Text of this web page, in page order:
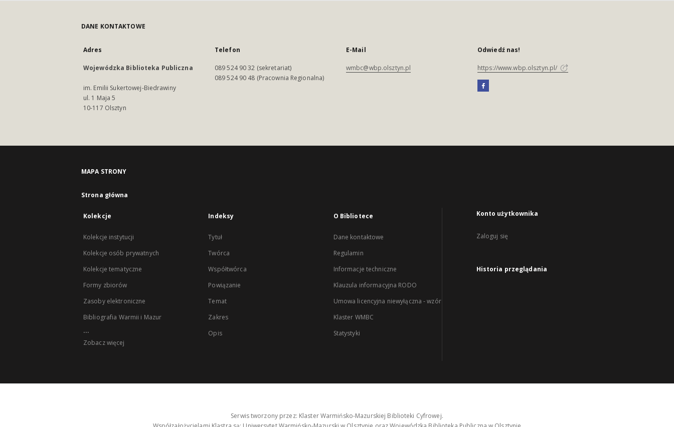
DANE KONTAKTOWE
Adres
Wojewódzka Biblioteka Publiczna
im. Emilii Sukertowej-Biedrawiny
ul. 1 Maja 5
10-117 Olsztyn
Telefon
089 524 90 32 (sekretariat)
089 524 90 48 (Pracownia Regionalna)
E-Mail
wmbc@wbp.olsztyn.pl
Odwiedź nas!
https://www.wbp.olsztyn.pl/
MAPA STRONY
Strona główna
Kolekcje
Kolekcje instytucji
Kolekcje osób prywatnych
Kolekcje tematyczne
Formy zbiorów
Zasoby elektroniczne
Bibliografia Warmii i Mazur
...
Zobacz więcej
Indeksy
Tytuł
Twórca
Współtwórca
Powiązanie
Temat
Zakres
Opis
O Bibliotece
Dane kontaktowe
Regulamin
Informacje techniczne
Klauzula informacyjna RODO
Umowa licencyjna niewyłączna - wzór
Klaster WMBC
Statystyki
Konto użytkownika
Zaloguj się
Historia przeglądania
Serwis tworzony przez: Klaster Warmińsko-Mazurskiej Biblioteki Cyfrowej.